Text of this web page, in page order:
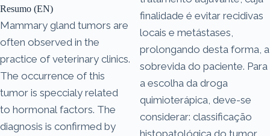
Resumo (EN)
Mammary gland tumors are
often observed in the
practice of veterinary clinics.
The occurrence of this
tumor is speccialy related
to hormonal factors. The
diagnosis is confirmed by
finalidade é evitar recidivas
locais e metástases,
prolongando desta forma, a
sobrevida do paciente. Para
a escolha da droga
quimioterápica, deve-se
considerar: classificação
histopatológica do tumor,